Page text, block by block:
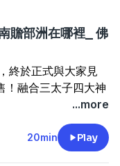
有療癒到在別的星球
次
。願你也能把能
加持星耀紅線，為了
線就送母娘指定特調
宗封號與閩南稱謂
，與黑虎將軍為什
貓身上的考驗，治好
從維度物質化聊到
贍部洲在哪裡_ 佛
終於正式與大家見
！融合三太子四大神
火輪，將守護、破
中，希望陪伴每一位
category/select/
...more
20min Play